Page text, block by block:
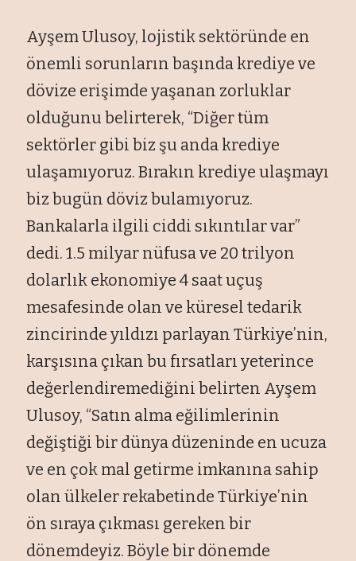
Ayşem Ulusoy, lojistik sektöründe en
önemli sorunların başında krediye ve
dövize erişimde yaşanan zorluklar
olduğunu belirterek, “Diğer tüm
sektörler gibi biz şu anda krediye
ulaşamıyoruz. Bırakın krediye ulaşmayı
biz bugün döviz bulamıyoruz.
Bankalarla ilgili ciddi sıkıntılar var”
dedi. 1.5 milyar nüfusa ve 20 trilyon
dolarlık ekonomiye 4 saat uçuş
mesafesinde olan ve küresel tedarik
zincirinde yıldızı parlayan Türkiye’nin,
karşısına çıkan bu fırsatları yeterince
değerlendiremediğini belirten Ayşem
Ulusoy, “Satın alma eğilimlerinin
değiştiği bir dünya düzeninde en ucuza
ve en çok mal getirme imkanına sahip
olan ülkeler rekabetinde Türkiye’nin
ön sıraya çıkması gereken bir
dönemdeyiz. Böyle bir dönemde